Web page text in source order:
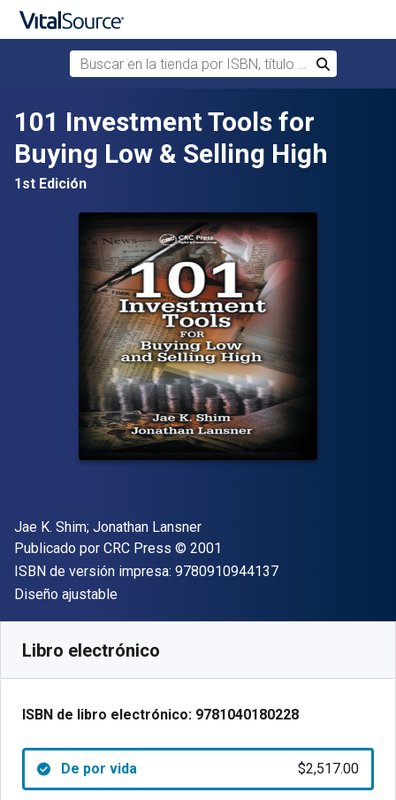
Buscar en la tienda por ISBN, título o autor
Buscar
101 Investment Tools for
Buying Low & Selling High
1st Edición
Autor(es)
Jae K. Shim; Jonathan Lansner
Editor
Publicado por CRC Press Copyright
© 2001
ISBN de versión impresa: 9780910944137"ISBN-13
Formato
Diseño ajustable
Libro electrónico
ISBN de libro electrónico: 9781040180228
De por vida $2,517.00